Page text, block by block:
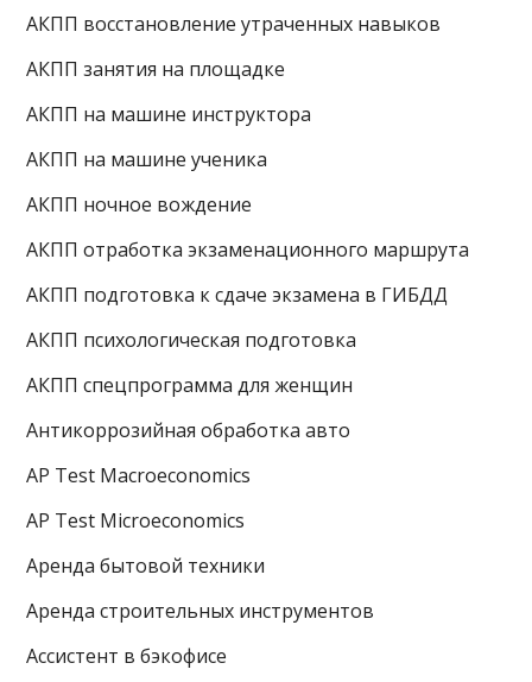
АКПП восстановление утраченных навыков
АКПП занятия на площадке
АКПП на машине инструктора
АКПП на машине ученика
АКПП ночное вождение
АКПП отработка экзаменационного маршрута
АКПП подготовка к сдаче экзамена в ГИБДД
АКПП психологическая подготовка
АКПП спецпрограмма для женщин
Антикоррозийная обработка авто
AP Test Macroeconomics
AP Test Microeconomics
Аренда бытовой техники
Аренда строительных инструментов
Ассистент в бэкофисе